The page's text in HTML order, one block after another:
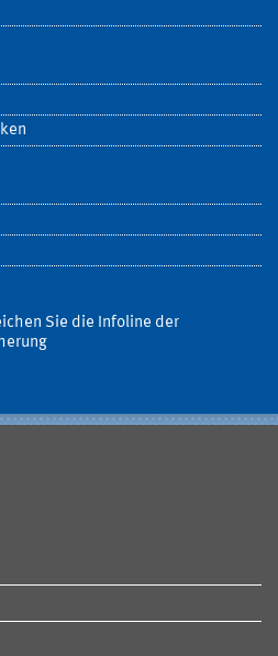
Sie die Infoline der